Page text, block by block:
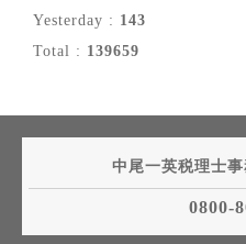
Yesterday : 143
Total : 139659
中尾一英税理士
0800-